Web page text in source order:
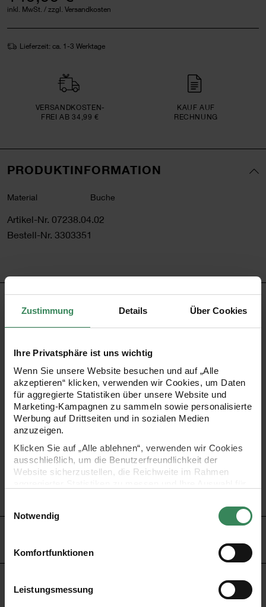
Zustimmung Details Über Cookies
Ihre Privatsphäre ist uns wichtig
Wenn Sie unsere Website besuchen und auf „Alle
akzeptieren“ klicken, verwenden wir Cookies, um Daten
für aggregierte Statistiken über unsere Website und
Marketing-Kampagnen zu sammeln sowie personalisierte
Werbung auf Drittseiten und in sozialen Medien
anzuzeigen.
Klicken Sie auf „Alle ablehnen“, verwenden wir Cookies
ausschließlich, um die Benutzerfreundlichkeit der
Website sicherzustellen, die Reichweite im Rahmen
Ihre Einwilligung ist freiwillig und kann jederzeit über den
Link „Cookie-Einstellungen“ im Fußbereich der Seite
verwendeten Technologien und den Empfängern der
Daten finden Sie in unserer Datenschutzerklärung.
Notwendig
Komfortfunktionen
Leistungsmessung
inkl. MwSt. / zzgl. Versandkosten
Lieferzeit: ca. 1-3 Werktage
VERSAND­KOSTEN­
FREI AB 34,99 €
KAUF AUF
RECHNUNG
PRODUKTINFORMATION
Material Buche
Artikel-Nr. 07238.04.02
Bestell-Nr. 3303351
Streifzüge durch die Natur noch mehr Freude. Die
Feldstaffelei ist optimal zusammenklappbar und dadurch
super zu transportieren.
- Material: Buche geölt
- maximale Leinwandhöhe: 30-85 cm
- Größe: 180x88x82 cm
- Gewicht: ca. 3,6 kg
KAUFEMPFEHLUNG